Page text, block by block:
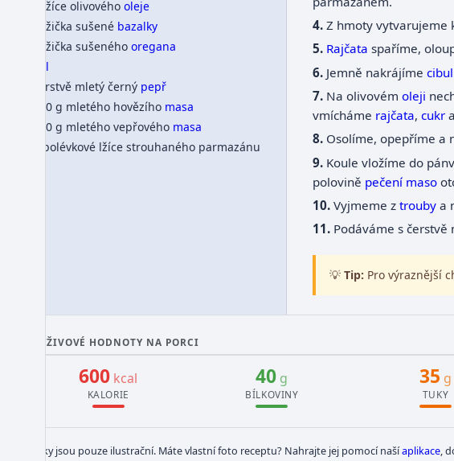
2 lžíce olivového oleje
1 lžička sušené bazalky
1 lžička sušeného oregana
sůl
čerstvě mletý černý pepř
300 g mletého hovězího masa
300 g mletého vepřového masa
2 polévkové lžíce strouhaného parmazánu
Z hmoty vytvarujeme
Rajčata spaříme,
Jemně nakrájíme
Na olivovém oleji
vmícháme rajčata, cukr
Osolíme, opepříme a
Koule vložíme do
polovině pečení maso
Vyjmeme z troubya
Podáváme s
💡Tip: Pro výraznější
VÝŽIVOVÉ HODNOTY NA PORCI
600 kcal
KALORIE
40 g
BÍLKOVINY
35 g
TUKY
Obrázky jsou pouze ilustrační. Máte vlastní foto receptu? Nahrajte jej pomocí našíaplikace,